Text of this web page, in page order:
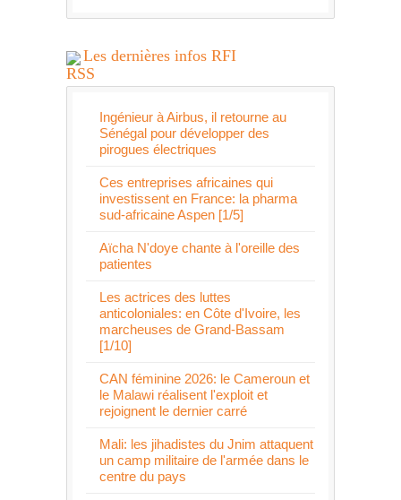
Les dernières infos RFI
Ingénieur à Airbus, il retourne au
Sénégal pour développer des
pirogues électriques
Ces entreprises africaines qui
investissent en France: la pharma
sud-africaine Aspen [1/5]
Aïcha N'doye chante à l'oreille des
patientes
Les actrices des luttes
anticoloniales: en Côte d'Ivoire, les
marcheuses de Grand-Bassam
[1/10]
CAN féminine 2026: le Cameroun et
le Malawi réalisent l'exploit et
rejoignent le dernier carré
Mali: les jihadistes du Jnim attaquent
un camp militaire de l'armée dans le
centre du pays